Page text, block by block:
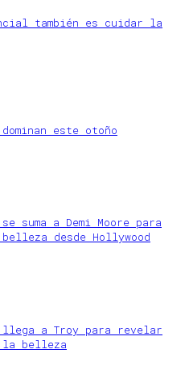
también es cuidar la
este otoño
suma a Demi Moore para
desde Hollywood
llega a Troy para revelar
belleza